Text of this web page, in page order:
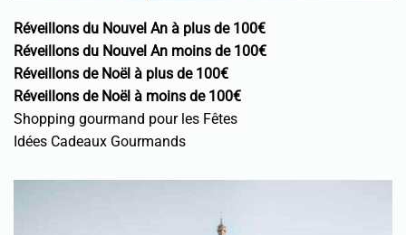
Réveillons du Nouvel An à plus de 100€
Réveillons du Nouvel An moins de 100€
Réveillons de Noël à plus de 100€
Réveillons de Noël à moins de 100€
Shopping gourmand pour les Fêtes
Idées Cadeaux Gourmands